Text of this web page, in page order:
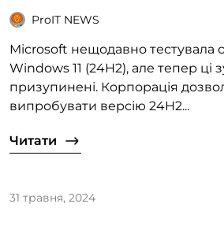
ProIT NEWS
Microsoft нещодавно тестувала
Windows 11 (24H2), але тепер ці
призупинені. Корпорація
випробувати версію 24H2...
Читати
31 травня, 2024